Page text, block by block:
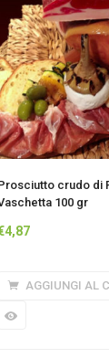
crudo di
100 gr
4,87
AGGIUNGI AL